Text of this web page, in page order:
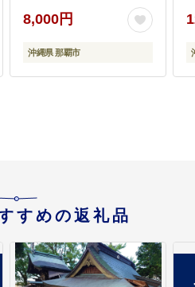
8,000円
沖縄県 那覇市
すめの返礼品